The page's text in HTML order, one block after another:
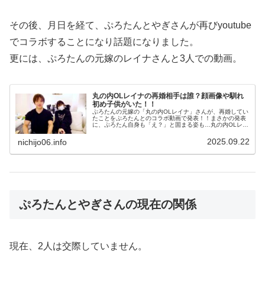
その後、月日を経て、ぷろたんとやぎさんが再びyoutube
でコラボすることになり話題になりました。
更には、ぷろたんの元嫁のレイナさんと3人での動画。
丸の内OLレイナの再婚相手は誰？顔画像や馴れ
初め子供がいた！！
ぷろたんの元嫁の「丸の内OLレイナ」さんが、再婚してい
たことをぷろたんとのコラボ動画で発表！！まさかの発表
に、ぷろたん自身も「え？」と固まる姿も…丸の内OLレイ
nichijo06.info 2025.09.22
ぷろたんとやぎさんの現在の関係
現在、2人は交際していません。